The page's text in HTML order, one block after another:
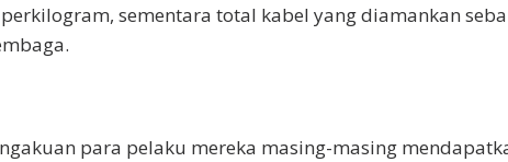
sementara total kabel yang diamankan
para pelaku mereka masing-masing